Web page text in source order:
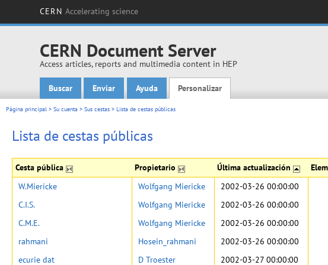
CERN Accelerating science
CERN Document Server
Access articles, reports and multimedia content in HEP
Main menu
Buscar Enviar Ayuda Personalizar
Página principal > Su cuenta > Sus cestas > Lista de cestas públicas
Lista de cestas públicas
Cesta pública Propietario Última actualización
W.Miericke Wolfgang Miericke 2002-03-26 00:00:00
C.I.S.
Wolfgang Miericke 2002-03-26 00:00:00
C.M.E.
Wolfgang Miericke 2002-03-26 00:00:00
rahmani
Hosein_rahmani 2002-03-26 00:00:00
ecurie dat
D Troester 2002-03-27 00:00:00